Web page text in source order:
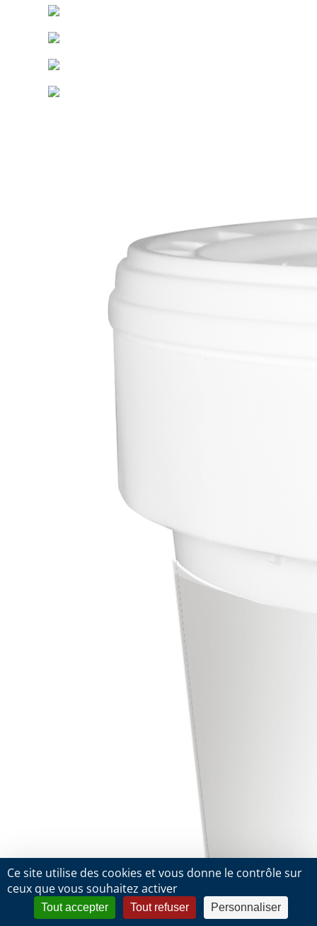
Ce site utilise des cookies et vous donne le contrôle sur
ceux que vous souhaitez activer
Tout accepter Tout refuser Personnaliser